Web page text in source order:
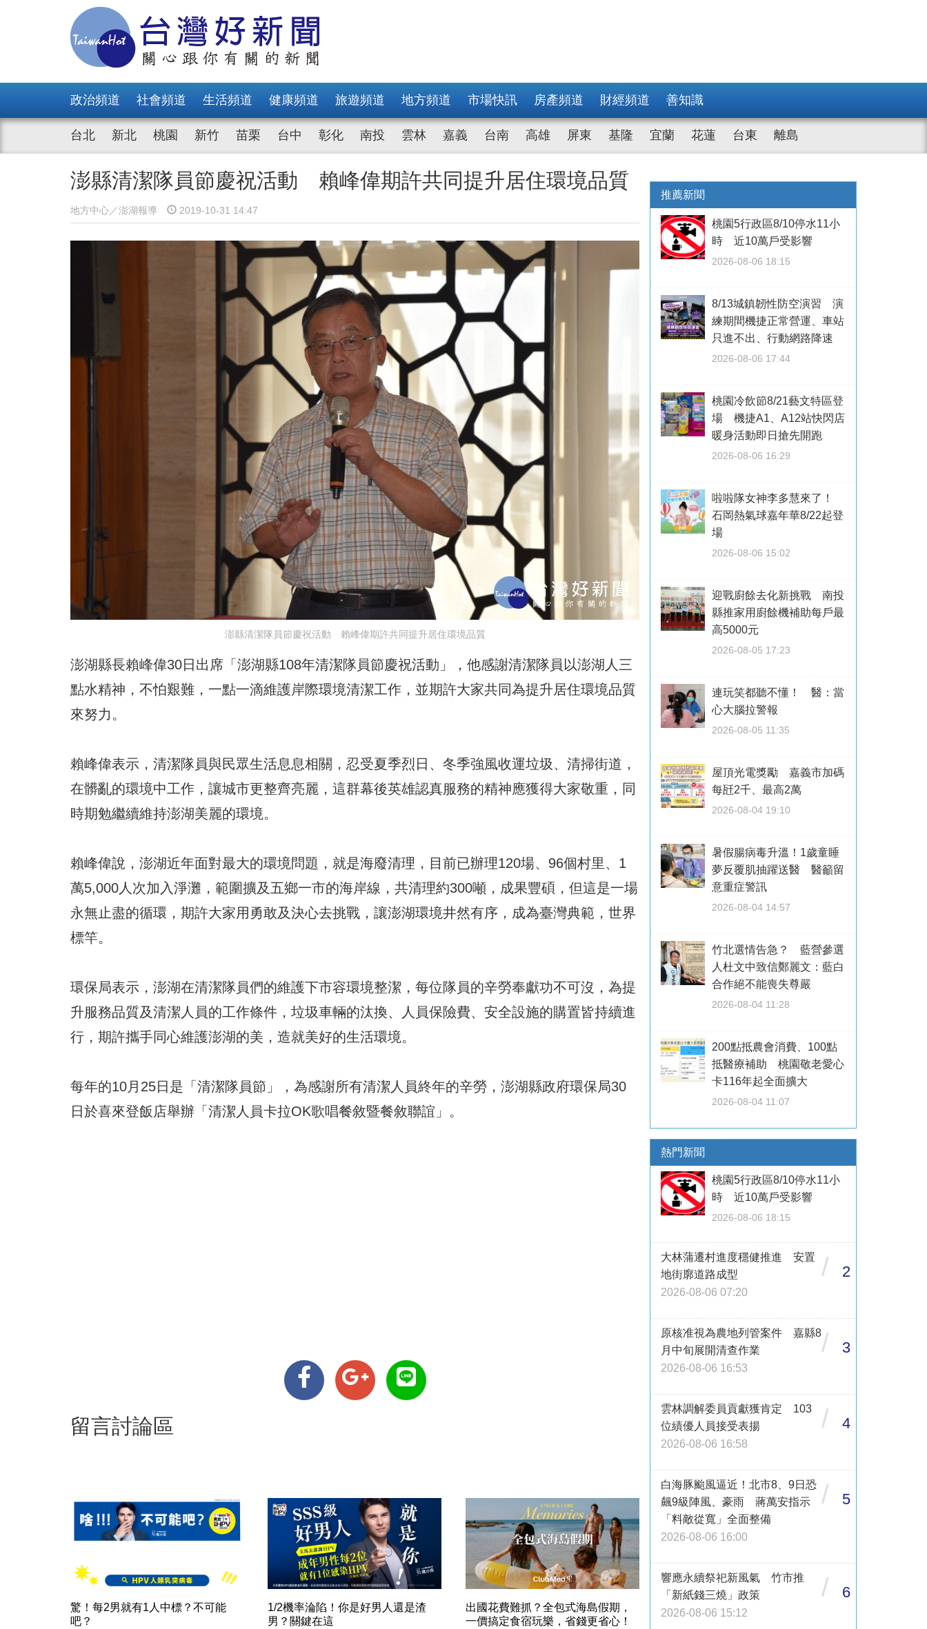
政治頻道 社會頻道 生活頻道 健康頻道 旅遊頻道 地方頻道 市場快訊 房產頻道 財經頻道 善知識
台北 新北 桃園 新竹 苗栗 台中 彰化 南投 雲林 嘉義 台南 高雄 屏東 基隆 宜蘭 花蓮 台東 離島
澎縣清潔隊員節慶祝活動 賴峰偉期許共同提升居住環境品質
地方中心／澎湖報導 2019-10-31 14:47
澎縣清潔隊員節慶祝活動 賴峰偉期許共同提升居住環境品質
澎湖縣長賴峰偉30日出席「澎湖縣108年清潔隊員節慶祝活動」，他感謝清潔隊員以澎湖人三
點水精神，不怕艱難，一點一滴維護岸際環境清潔工作，並期許大家共同為提升居住環境品質
來努力。
賴峰偉表示，清潔隊員與民眾生活息息相關，忍受夏季烈日、冬季強風收運垃圾、清掃街道，
在髒亂的環境中工作，讓城市更整齊亮麗，這群幕後英雄認真服務的精神應獲得大家敬重，同
時期勉繼續維持澎湖美麗的環境。
賴峰偉說，澎湖近年面對最大的環境問題，就是海廢清理，目前已辦理120場、96個村里、1
萬5,000人次加入淨灘，範圍擴及五鄉一市的海岸線，共清理約300噸，成果豐碩，但這是一場
永無止盡的循環，期許大家用勇敢及決心去挑戰，讓澎湖環境井然有序，成為臺灣典範，世界
標竿。
環保局表示，澎湖在清潔隊員們的維護下市容環境整潔，每位隊員的辛勞奉獻功不可沒，為提
升服務品質及清潔人員的工作條件，垃圾車輛的汰換、人員保險費、安全設施的購置皆持續進
行，期許攜手同心維護澎湖的美，造就美好的生活環境。
每年的10月25日是「清潔隊員節」，為感謝所有清潔人員終年的辛勞，澎湖縣政府環保局30
日於喜來登飯店舉辦「清潔人員卡拉OK歌唱餐敘暨餐敘聯誼」。
留言討論區
驚！每2男就有1人中標？不可能
吧？
1/2機率淪陷！你是好男人還是渣
男？關鍵在這
出國花費難抓？全包式海島假期，
一價搞定食宿玩樂，省錢更省心！
推薦新聞
桃園5行政區8/10停水11小
時 近10萬戶受影響
2026-08-06 18:15
8/13城鎮韌性防空演習 演
練期間機捷正常營運、車站
只進不出、行動網路降速
2026-08-06 17:44
桃園冷飲節8/21藝文特區登
場 機捷A1、A12站快閃店
暖身活動即日搶先開跑
2026-08-06 16:29
啦啦隊女神李多慧來了！
石岡熱氣球嘉年華8/22起登
場
2026-08-06 15:02
迎戰廚餘去化新挑戰 南投
縣推家用廚餘機補助每戶最
高5000元
2026-08-05 17:23
連玩笑都聽不懂！ 醫：當
心大腦拉警報
2026-08-05 11:35
屋頂光電獎勵 嘉義市加碼
每瓩2千、最高2萬
2026-08-04 19:10
暑假腸病毒升溫！1歲童睡
夢反覆肌抽躍送醫 醫籲留
意重症警訊
2026-08-04 14:57
竹北選情告急？ 藍營參選
人杜文中致信鄭麗文：藍白
合作絕不能喪失尊嚴
2026-08-04 11:28
200點抵農會消費、100點
抵醫療補助 桃園敬老愛心
卡116年起全面擴大
2026-08-04 11:07
熱門新聞
桃園5行政區8/10停水11小
時 近10萬戶受影響
2026-08-06 18:15
大林蒲遷村進度穩健推進 安置
地街廓道路成型
2026-08-06 07:20
/ 2
原核准視為農地列管案件 嘉縣8
月中旬展開清查作業
2026-08-06 16:53
/ 3
雲林調解委員貢獻獲肯定 103
位績優人員接受表揚
2026-08-06 16:58
/ 4
白海豚颱風逼近！北市8、9日恐
飆9級陣風、豪雨 蔣萬安指示
「料敵從寬」全面整備
2026-08-06 16:00
/ 5
響應永續祭祀新風氣 竹市推
「新紙錢三燒」政策
2026-08-06 15:12
/ 6